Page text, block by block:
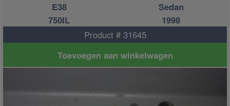
E38
Sedan
750IL
1998
Product # 31645
Toevoegen aan winkelwagen